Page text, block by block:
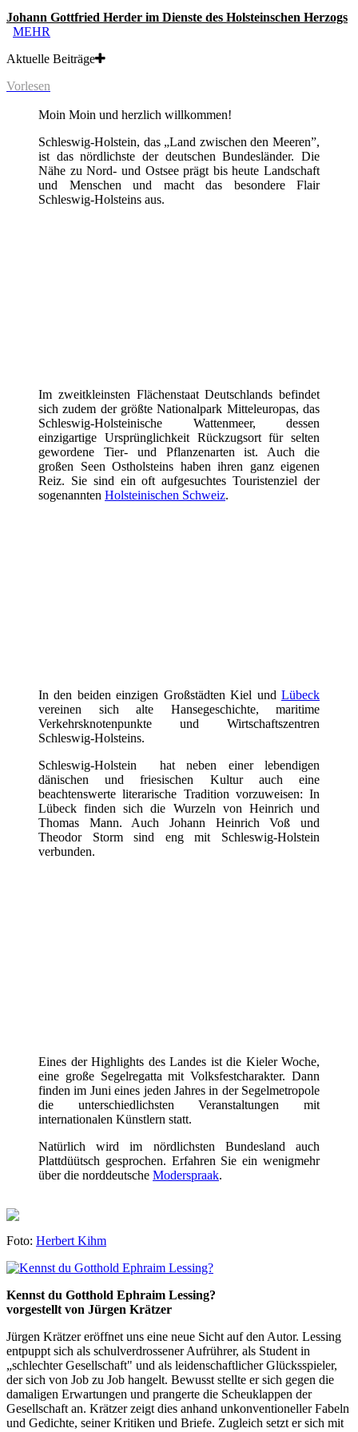
Johann Gottfried Herder im Dienste des Holsteinschen Herzogs
MEHR
Aktuelle Beiträge
Vorlesen
Moin Moin und herzlich willkommen!
Schleswig-Holstein, das „Land zwischen den Meeren”,
ist das nördlichste der deutschen Bundesländer. Die
Nähe zu Nord- und Ostsee prägt bis heute Landschaft
und Menschen und macht das besondere Flair
Schleswig-Holsteins aus.
Im zweitkleinsten Flächenstaat Deutschlands befindet
sich zudem der größte Nationalpark Mitteleuropas, das
Schleswig-Holsteinische Wattenmeer, dessen
einzigartige Ursprünglichkeit Rückzugsort für selten
gewordene Tier- und Pflanzenarten ist. Auch die
großen Seen Ostholsteins haben ihren ganz eigenen
Reiz. Sie sind ein oft aufgesuchtes Touristenziel der
sogenannten Holsteinischen Schweiz.
In den beiden einzigen Großstädten Kiel und Lübeck
vereinen sich alte Hansegeschichte, maritime
Verkehrsknotenpunkte und Wirtschaftszentren
Schleswig-Holsteins.
Schleswig-Holstein hat neben einer lebendigen
dänischen und friesischen Kultur auch eine
beachtenswerte literarische Tradition vorzuweisen: In
Lübeck finden sich die Wurzeln von Heinrich und
Thomas Mann. Auch Johann Heinrich Voß und
Theodor Storm sind eng mit Schleswig-Holstein
verbunden.
Eines der Highlights des Landes ist die Kieler Woche,
eine große Segelregatta mit Volksfestcharakter. Dann
finden im Juni eines jeden Jahres in der Segelmetropole
die unterschiedlichsten Veranstaltungen mit
internationalen Künstlern statt.
Natürlich wird im nördlichsten Bundesland auch
Plattdüütsch gesprochen. Erfahren Sie ein wenigmehr
über die norddeutsche Moderspraak.
Foto: Herbert Kihm
Kennst du Gotthold Ephraim Lessing?
vorgestellt von Jürgen Krätzer
Jürgen Krätzer eröffnet uns eine neue Sicht auf den Autor. Lessing
entpuppt sich als schulverdrossener Aufrührer, als Student in
„schlechter Gesellschaft" und als leidenschaftlicher Glücksspieler,
der sich von Job zu Job hangelt. Bewusst stellte er sich gegen die
damaligen Erwartungen und prangerte die Scheuklappen der
Gesellschaft an. Krätzer zeigt dies anhand unkonventioneller Fabeln
und Gedichte, seiner Kritiken und Briefe. Zugleich setzt er sich mit